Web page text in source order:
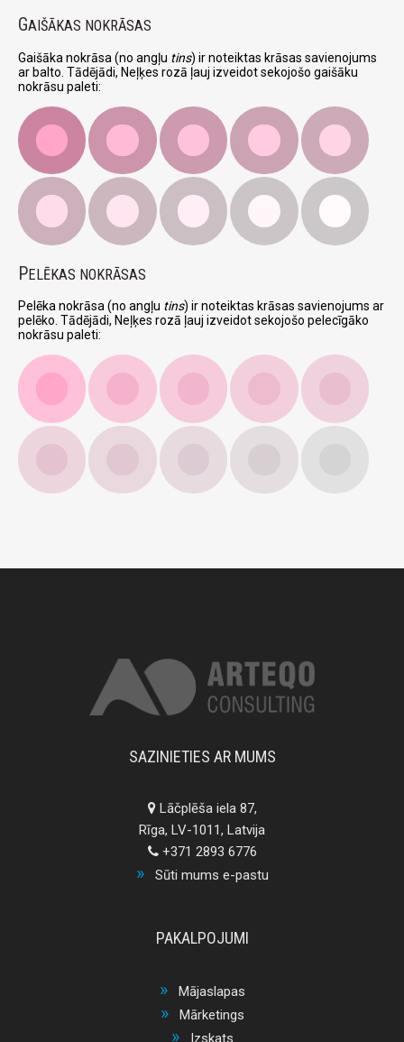
GAIŠĀKAS NOKRĀSAS
Gaišāka nokrāsa (no angļu tins) ir noteiktas krāsas savienojums
ar balto. Tādējādi, Neļķes rozā ļauj izveidot sekojošo gaišāku
nokrāsu paleti:
PELĒKAS NOKRĀSAS
Pelēka nokrāsa (no angļu tins) ir noteiktas krāsas savienojums ar
pelēko. Tādējādi, Neļķes rozā ļauj izveidot sekojošo pelecīgāko
nokrāsu paleti:
SAZINIETIES AR MUMS
Lāčplēša iela 87,
Rīga, LV-1011, Latvija
+371 2893 6776
Sūti mums e-pastu
PAKALPOJUMI
Mājaslapas
Mārketings
Izskats